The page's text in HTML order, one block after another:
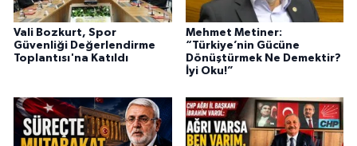
Vali Bozkurt, Spor
Güvenliği Değerlendirme
Toplantısı'na Katıldı
Mehmet Metiner:
“Türkiye’nin Gücüne
Dönüştürmek Ne Demektir?
İyi Oku!”